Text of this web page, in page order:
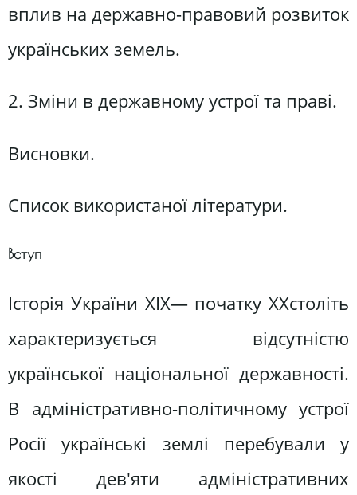
вплив на державно-правовий розвиток
українських земель.
2. Зміни в державному устрої та праві.
Висновки.
Список використаної літератури.
Вступ
Історія України XIX— початку XXстоліть
характеризується відсутністю
української національної державності.
В адміністративно-політичному устрої
Росії українські землі перебували у
якості дев'яти адміністративних